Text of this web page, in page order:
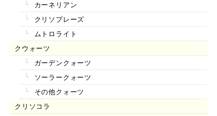
カーネリアン
クリソプレーズ
ムトロライト
クウォーツ
ガーデンクォーツ
ソーラークォーツ
その他クォーツ
クリソコラ